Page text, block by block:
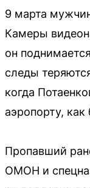
9 марта
Камеры
он
следы
когда
аэропорту,
Пропавший
ОМОН и